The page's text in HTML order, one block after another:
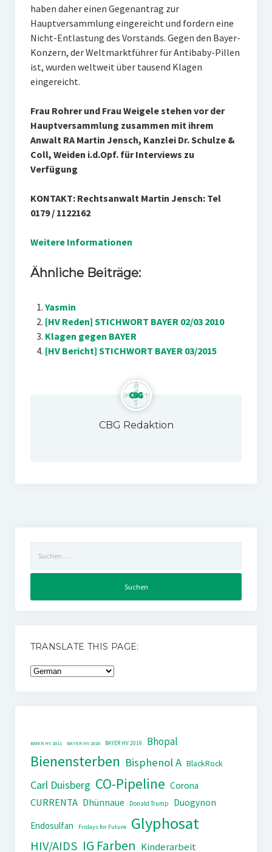
haben daher einen Gegenantrag zur
Hauptversammlung eingereicht und fordern eine
Nicht-Entlastung des Vorstands. Gegen den Bayer-
Konzern, der Weltmarktführer für Antibaby-Pillen
ist, wurden weltweit über tausend Klagen
eingereicht.
Frau Rohrer und Frau Weigele stehen vor der
Hauptversammlung zusammen mit ihrem
Anwalt RA Martin Jensch, Kanzlei Dr. Schulze &
Coll, Weiden i.d.Opf. für Interviews zu
Verfügung
KONTAKT: Rechtsanwalt Martin Jensch: Tel
0179 / 1122162
Weitere Informationen
Ähnliche Beiträge:
Yasmin
[HV Reden] STICHWORT BAYER 02/03 2010
Klagen gegen BAYER
[HV Bericht] STICHWORT BAYER 03/2015
CBG Redaktion
nach:
TRANSLATE THIS PAGE:
BAYER HV 2011 BAYER HV 2018 BAYER HV 2019 Bhopal
Bienensterben Bisphenol A BlackRock
Carl Duisberg CO-Pipeline Corona
CURRENTA Dhünnaue Donald Trump
Duogynon
Endosulfan
Fridays for Future Glyphosat
HIV/AIDS IG Farben Kinderarbeit